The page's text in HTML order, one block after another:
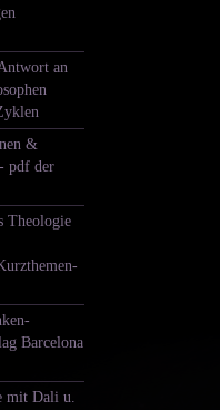
an
&
pdf der
Theologie
Barcelona
mit Dali u.